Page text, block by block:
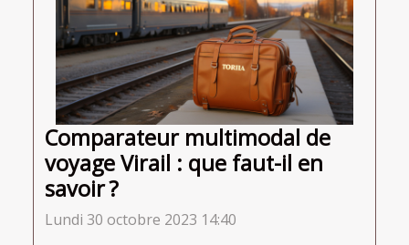
Comparateur multimodal de
voyage Virail : que faut-il en
savoir ?
Lundi 30 octobre 2023 14:40